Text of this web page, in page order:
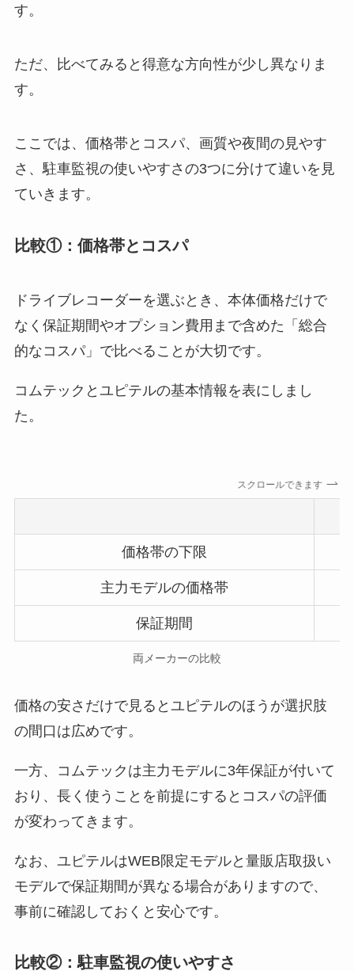
す。
ただ、比べてみると得意な方向性が少し異なりま
す。
ここでは、価格帯とコスパ、画質や夜間の見やす
さ、駐車監視の使いやすさの3つに分けて違いを見
ていきます。
比較①：価格帯とコスパ
ドライブレコーダーを選ぶとき、本体価格だけで
なく保証期間やオプション費用まで含めた「総合
的なコスパ」で比べることが大切です。
コムテックとユピテルの基本情報を表にしまし
た。
スクロールできます
価格帯の下限
主力モデルの価格帯
保証期間
両メーカーの比較
価格の安さだけで見るとユピテルのほうが選択肢
の間口は広めです。
一方、コムテックは主力モデルに3年保証が付いて
おり、長く使うことを前提にするとコスパの評価
が変わってきます。
なお、ユピテルはWEB限定モデルと量販店取扱い
モデルで保証期間が異なる場合がありますので、
事前に確認しておくと安心です。
比較②：駐車監視の使いやすさ